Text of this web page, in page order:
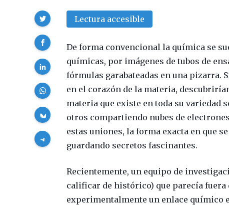
Lectura accesible
De forma convencional la química se
químicas, por imágenes de tubos de
fórmulas garabateadas en una pizarra.
en el corazón de la materia,
materia que existe en toda su variedad
otros compartiendo nubes de
estas uniones, la forma exacta en que
guardando secretos fascinantes.
Recientemente, un equipo de
calificar de histórico) que parecía
experimentalmente un enlace químico
Compartir